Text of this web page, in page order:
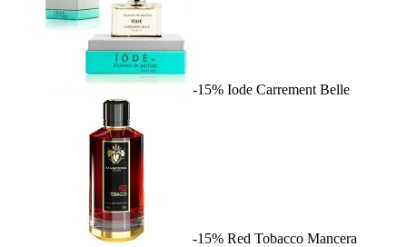
-15% Iode Carrement Belle
-15% Red Tobacco Mancera